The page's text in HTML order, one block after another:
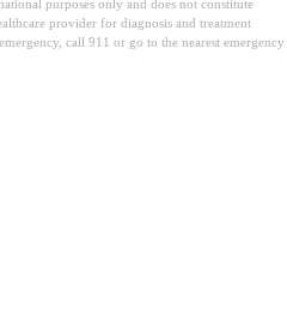
purposes only and does not constitute
provider for diagnosis and treatment
call 911 or go to the nearest emergency